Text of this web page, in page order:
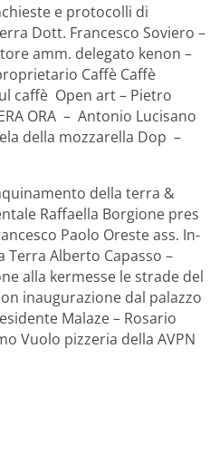
e protocolli di
Dott. Francesco Soviero –
amm. delegato kenon –
Caffè Caffè
caffè Open art – Pietro
ORA – Antonio Lucisano
della mozzarella Dop –
della terra &
Raffaella Borgione pres
Paolo Oreste ass. In-
Terra Alberto Capasso –
alla kermesse le strade del
inaugurazione dal palazzo
Malaze – Rosario
Vuolo pizzeria della AVPN